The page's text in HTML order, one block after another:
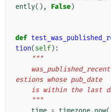
ently(), False)
def
tion(self):
"""
estions whose pub_date
is within the last
    """